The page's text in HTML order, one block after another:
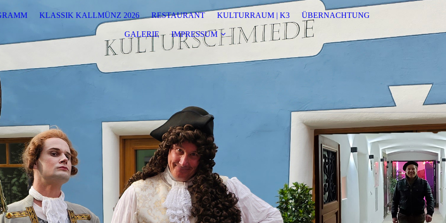
KLASSIK KALLMÜNZ 2026 RESTAURANT KULTURRAUM | K3 ÜBERNACHTUNG
GALERIE IMPRESSUM